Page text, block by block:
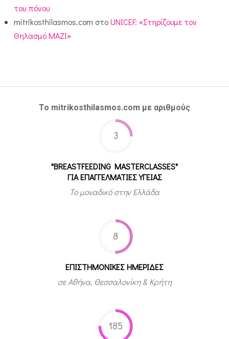
του πόνου
mitrikosthilasmos.com στοUNICEF: «Στηρίζουμε τον
Θηλασμό ΜΑΖΙ»
Το mitrikosthilasmos.com με αριθμούς
3
"BREASTFEEDING MASTERCLASSES"
ΓΙΑ ΕΠΑΓΓΕΛΜΑΤΙΕΣ ΥΓΕΙΑΣ
Το μοναδικό στην Ελλάδα
8
ΕΠΙΣΤΗΜΟΝΙΚΕΣ ΗΜΕΡΙΔΕΣ
σε Αθήνα, Θεσσαλονίκη & Κρήτη
185